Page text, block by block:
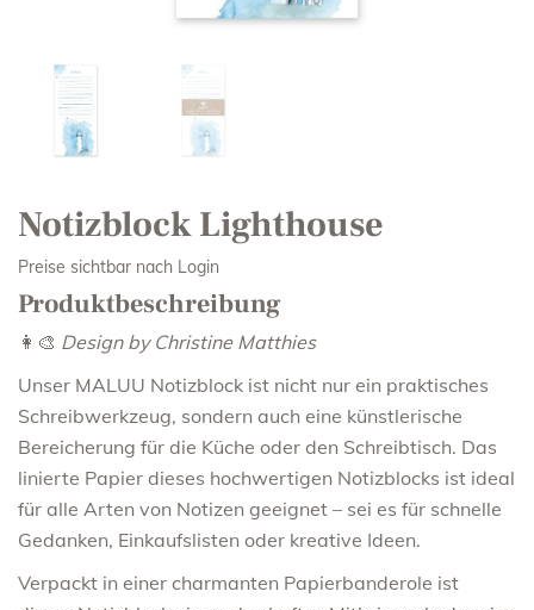
Notizblock Lighthouse
Preise sichtbar nach Login
Produktbeschreibung
👩‍🎨 Design by Christine Matthies
Unser MALUU Notizblock ist nicht nur ein praktisches
Schreibwerkzeug, sondern auch eine künstlerische
Bereicherung für die Küche oder den Schreibtisch. Das
linierte Papier dieses hochwertigen Notizblocks ist ideal
für alle Arten von Notizen geeignet – sei es für schnelle
Gedanken, Einkaufslisten oder kreative Ideen.
Verpackt in einer charmanten Papierbanderole ist